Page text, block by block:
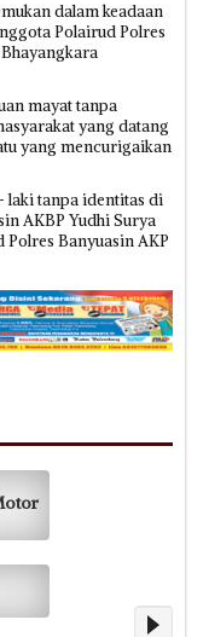
dalam keadaan
Polairud Polres
mayat tanpa
yang datang
yang mencurigaikan
laki tanpa identitas di
AKBP Yudhi Surya
Banyuasin AKP